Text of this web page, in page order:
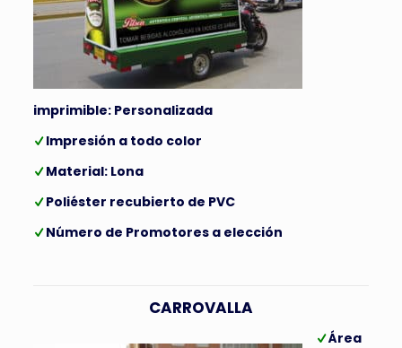
imprimible: Personalizada
Impresión a todo color
Material: Lona
Poliéster recubierto de PVC
Número de Promotores a elección
CARROVALLA
Área